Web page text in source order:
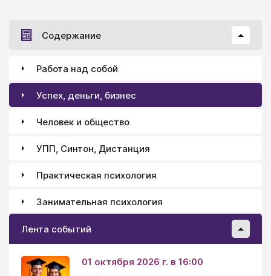
— самое главное!
Содержание
Работа над собой
Успех, деньги, бизнес
Человек и общество
УПП, Синтон, Дистанция
Практическая психология
Занимательная психология
Лента событий
01 октября 2026 г. в 16:00